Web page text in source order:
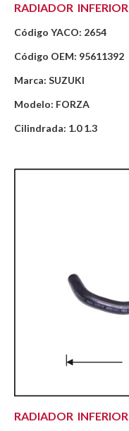
RADIADOR INFERIOR
Código YACO: 2654
Código OEM: 95611392
Marca: SUZUKI
Modelo: FORZA
Cilindrada: 1.0 1.3
RADIADOR INFERIOR